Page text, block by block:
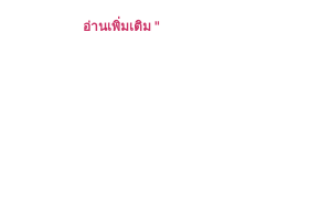
อ่านเพิ่มเติม "